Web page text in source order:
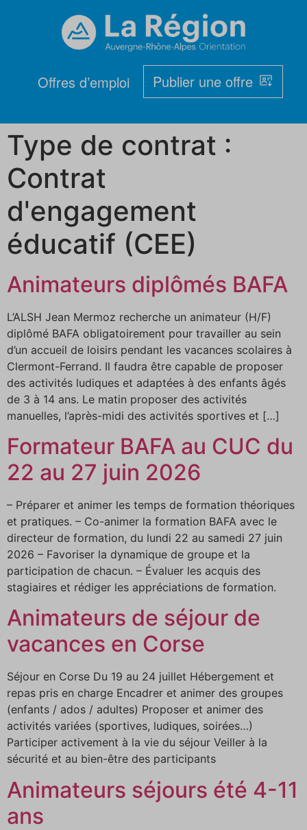
Offres d’emploi Publier une offre
Type de contrat :
Contrat
d'engagement
éducatif (CEE)
Animateurs diplômés BAFA
L’ALSH Jean Mermoz recherche un animateur (H/F)
diplômé BAFA obligatoirement pour travailler au sein
d’un accueil de loisirs pendant les vacances scolaires à
Clermont-Ferrand. Il faudra être capable de proposer
des activités ludiques et adaptées à des enfants âgés
de 3 à 14 ans. Le matin proposer des activités
manuelles, l’après-midi des activités sportives et […]
Formateur BAFA au CUC du
22 au 27 juin 2026
– Préparer et animer les temps de formation théoriques
et pratiques. – Co-animer la formation BAFA avec le
directeur de formation, du lundi 22 au samedi 27 juin
2026 – Favoriser la dynamique de groupe et la
participation de chacun. – Évaluer les acquis des
stagiaires et rédiger les appréciations de formation.
Animateurs de séjour de
vacances en Corse
Séjour en Corse Du 19 au 24 juillet Hébergement et
repas pris en charge Encadrer et animer des groupes
(enfants / ados / adultes) Proposer et animer des
activités variées (sportives, ludiques, soirées…)
Participer activement à la vie du séjour Veiller à la
sécurité et au bien-être des participants
Animateurs séjours été 4-11
ans